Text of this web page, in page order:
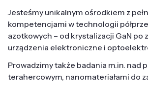
Jesteśmy unikalnym ośrodkiem z
kompetencjami w technologii
azotkowych – od krystalizacji GaN po
urządzenia elektroniczne i
Prowadzimy także badania m.in. nad
terahercowym, nanomateriałami do